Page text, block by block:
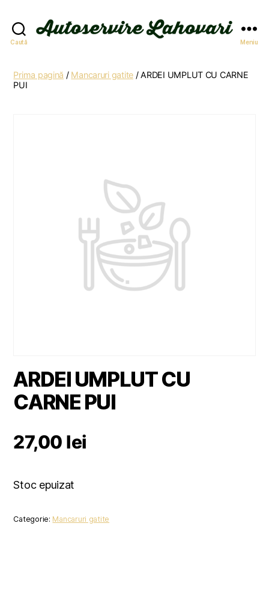
Caută Meniu
Prima pagină / Mancaruri gatite / ARDEI UMPLUT CU CARNE
PUI
ARDEI UMPLUT CU
CARNE PUI
27,00 lei
Stoc epuizat
Categorie: Mancaruri gatite